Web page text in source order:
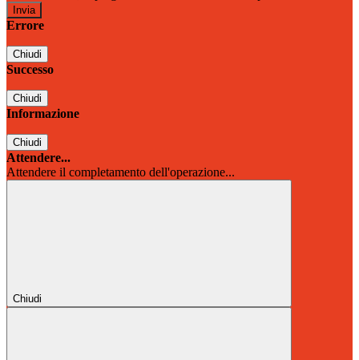
Errore
Chiudi
Successo
Chiudi
Informazione
Chiudi
Attendere...
Attendere il completamento dell'operazione...
Chiudi